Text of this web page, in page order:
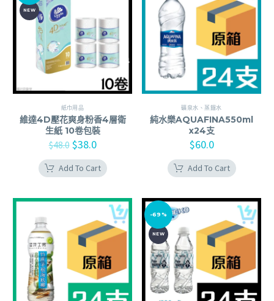
NEW
紙巾用品
維達4D壓花爽身粉香4層衛
生紙 10卷包裝
$48.0 $38.0
Add To Cart
礦泉水、蒸餾水
純水樂AQUAFINA550ml
x24支
$60.0
Add To Cart
-69%
NEW